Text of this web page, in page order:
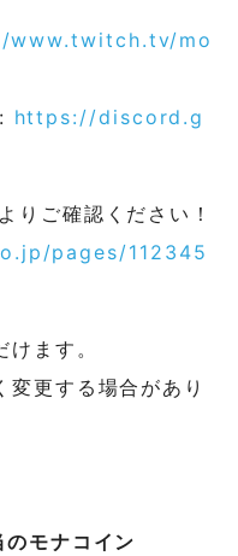
www.twitch.tv/mo
https://discord.g
りご確認ください！
jp/pages/112345
ます。
更する場合があり
モナコイン